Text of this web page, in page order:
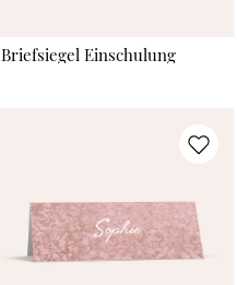
Briefsiegel Einschulung